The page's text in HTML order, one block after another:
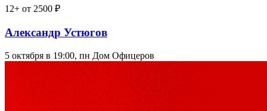
12+ от 2500 ₽
Александр Устюгов
5 октября в 19:00, пн Дом Офицеров